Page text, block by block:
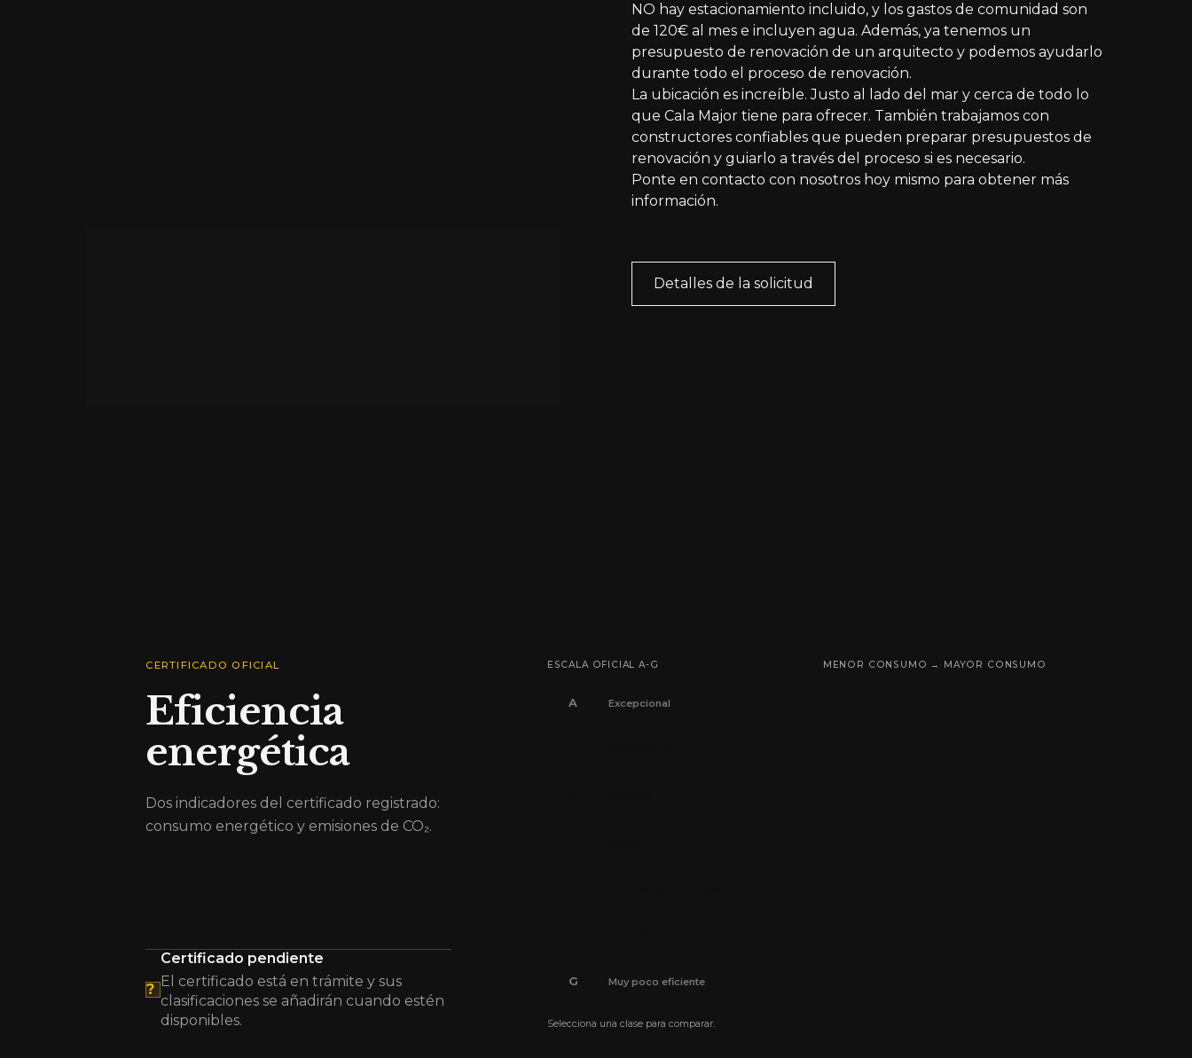
NO hay estacionamiento incluido, y los gastos de comunidad son
de 120€ al mes e incluyen agua. Además, ya tenemos un
presupuesto de renovación de un arquitecto y podemos ayudarlo
durante todo el proceso de renovación.
La ubicación es increíble. Justo al lado del mar y cerca de todo lo
que Cala Major tiene para ofrecer. También trabajamos con
constructores confiables que pueden preparar presupuestos de
renovación y guiarlo a través del proceso si es necesario.
Ponte en contacto con nosotros hoy mismo para obtener más
información.
Detalles de la solicitud
CERTIFICADO OFICIAL
Eficiencia
energética
Dos indicadores del certificado registrado:
consumo energético y emisiones de CO₂.
?
Certificado pendiente
El certificado está en trámite y sus
clasificaciones se añadirán cuando estén
disponibles.
ESCALA OFICIAL A-G MENOR CONSUMO → MAYOR CONSUMO
A Excepcional
G Muy poco eficiente
Selecciona una clase para comparar.